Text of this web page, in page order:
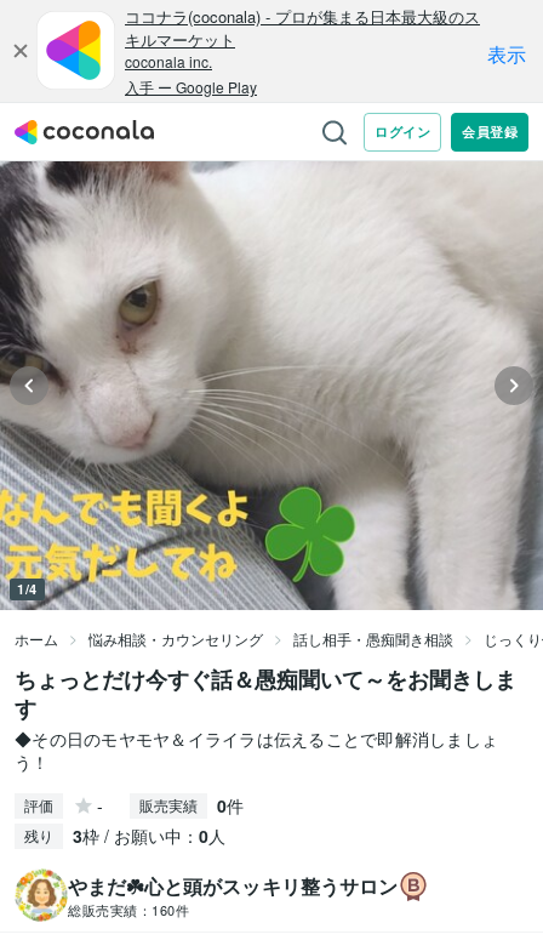
1/4
ホーム 悩み相談・カウンセリング 話し相手・愚痴聞き相談 じっく
ちょっとだけ今すぐ話＆愚痴聞いて～をお聞きしま
す
◆その日のモヤモヤ＆イライラは伝えることで即解消しましょ
う！
評価 - 販売実績 0件
残り 3枠 / お願い中： 0人
やまだ☘️心と頭がスッキリ整うサロン
総販売実績： 160件